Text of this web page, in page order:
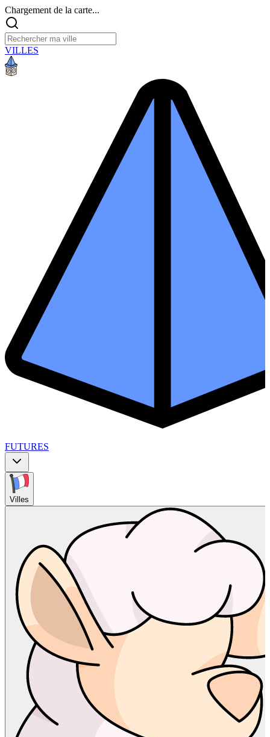
Chargement de la carte...
VILLES
FUTURES
Villes